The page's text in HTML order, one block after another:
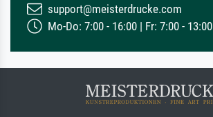
support@meisterdrucke.com
Mo-Do: 7:00 - 16:00 | Fr: 7:00 - 13:00